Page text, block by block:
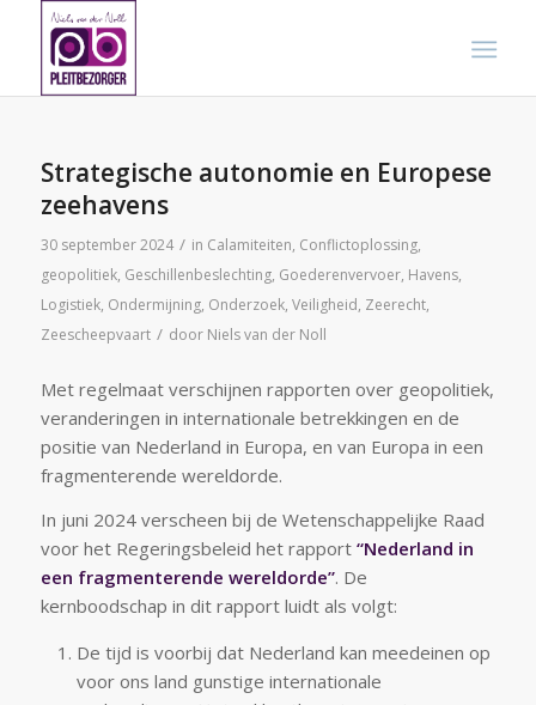
Strategische autonomie en Europese
zeehavens
30 september 2024 / in Calamiteiten, Conflictoplossing,
geopolitiek, Geschillenbeslechting, Goederenvervoer, Havens,
Logistiek, Ondermijning, Onderzoek, Veiligheid, Zeerecht,
Zeescheepvaart / door Niels van der Noll
Met regelmaat verschijnen rapporten over geopolitiek,
veranderingen in internationale betrekkingen en de
positie van Nederland in Europa, en van Europa in een
fragmenterende wereldorde.
In juni 2024 verscheen bij de Wetenschappelijke Raad
voor het Regeringsbeleid het rapport “Nederland in
een fragmenterende wereldorde”. De
kernboodschap in dit rapport luidt als volgt:
De tijd is voorbij dat Nederland kan meedeinen op
voor ons land gunstige internationale